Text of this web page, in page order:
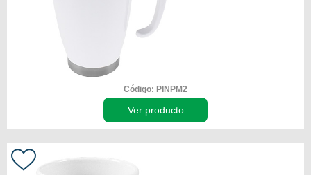
Código: PINPM2
Ver producto